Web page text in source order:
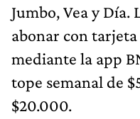
Jumbo, Vea y Día.
abonar con
mediante la app
tope semanal de
$20.000.